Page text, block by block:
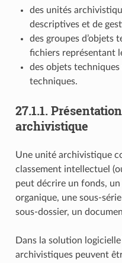
des unités
descriptives et de
des groupes d’objets
fichiers représentant
des objets
techniques.
27.1.1.
archivistique
Une unité archivistique
classement intellectuel
peut décrire un fonds,
organique, une sous-
sous-dossier, un
Dans la solution
archivistiques peuvent